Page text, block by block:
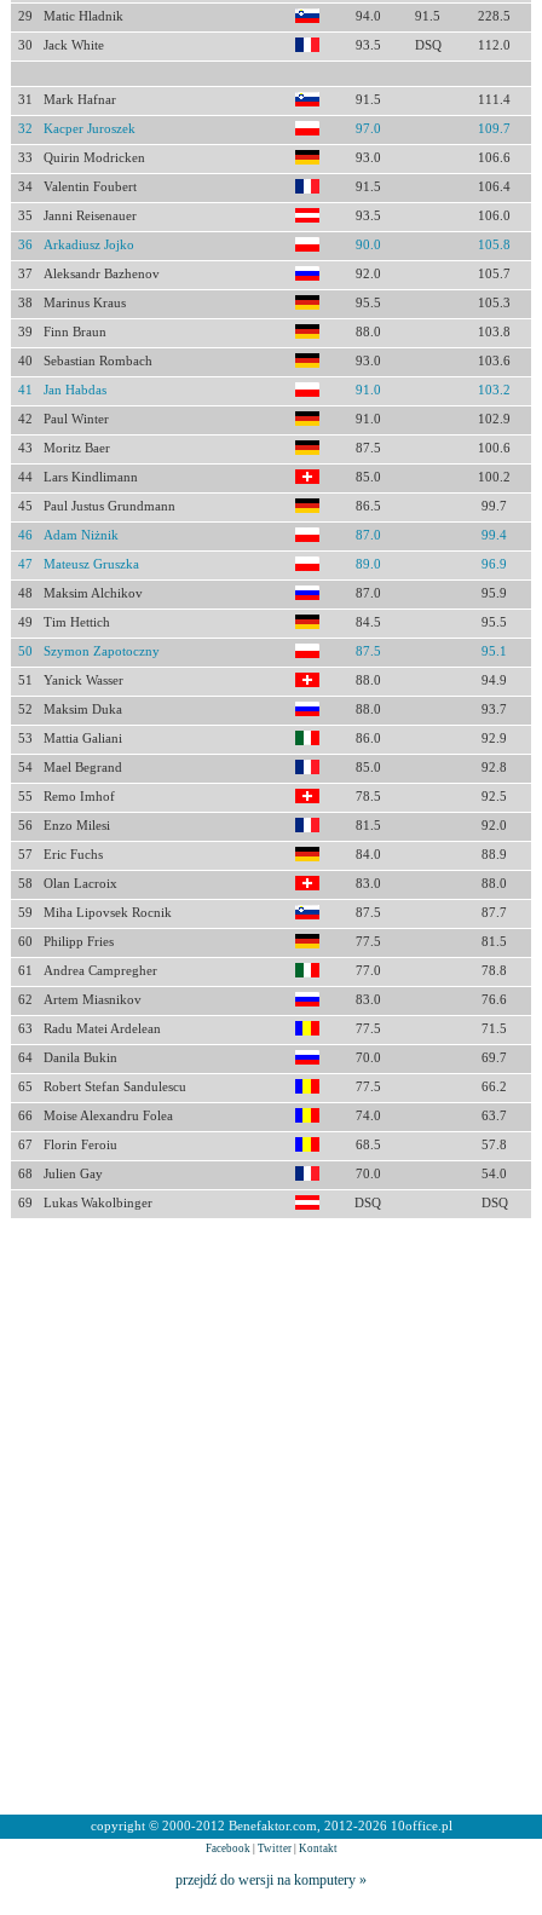
29 Matic Hladnik 94.0 91.5 228.5
30 Jack White 93.5 DSQ 112.0
31 Mark Hafnar 91.5 111.4
32 Kacper Juroszek 97.0 109.7
33 Quirin Modricken 93.0 106.6
34 Valentin Foubert 91.5 106.4
35 Janni Reisenauer 93.5 106.0
36 Arkadiusz Jojko 90.0 105.8
37 Aleksandr Bazhenov 92.0 105.7
38 Marinus Kraus 95.5 105.3
39 Finn Braun 88.0 103.8
40 Sebastian Rombach 93.0 103.6
41 Jan Habdas 91.0 103.2
42 Paul Winter 91.0 102.9
43 Moritz Baer 87.5 100.6
44 Lars Kindlimann 85.0 100.2
45 Paul Justus Grundmann 86.5 99.7
46 Adam Niżnik 87.0 99.4
47 Mateusz Gruszka 89.0 96.9
48 Maksim Alchikov 87.0 95.9
49 Tim Hettich 84.5 95.5
50 Szymon Zapotoczny 87.5 95.1
51 Yanick Wasser 88.0 94.9
52 Maksim Duka 88.0 93.7
53 Mattia Galiani 86.0 92.9
54 Mael Begrand 85.0 92.8
55 Remo Imhof 78.5 92.5
56 Enzo Milesi 81.5 92.0
57 Eric Fuchs 84.0 88.9
58 Olan Lacroix 83.0 88.0
59 Miha Lipovsek Rocnik 87.5 87.7
60 Philipp Fries 77.5 81.5
61 Andrea Campregher 77.0 78.8
62 Artem Miasnikov 83.0 76.6
63 Radu Matei Ardelean 77.5 71.5
64 Danila Bukin 70.0 69.7
65 Robert Stefan Sandulescu 77.5 66.2
66 Moise Alexandru Folea 74.0 63.7
67 Florin Feroiu 68.5 57.8
68 Julien Gay 70.0 54.0
69 Lukas Wakolbinger DSQ DSQ
copyright © 2000-2012 Benefaktor.com, 2012-2026 10office.pl
Facebook| Twitter| Kontakt
przejdź do wersji na komputery »